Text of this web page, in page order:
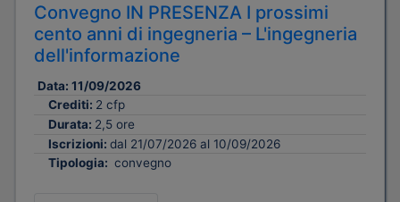
Convegno IN PRESENZA I prossimi
cento anni di ingegneria – L'ingegneria
dell'informazione
Data: 11/09/2026
Crediti: 2 cfp
Durata: 2,5 ore
Iscrizioni: dal 21/07/2026 al 10/09/2026
Tipologia: convegno